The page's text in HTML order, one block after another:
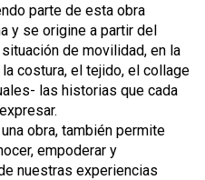
parte de esta obra
y se origine a partir del
de movilidad, en la
costura, el tejido, el collage
las historias que cada
obra, también permite
empoderar y
nuestras experiencias